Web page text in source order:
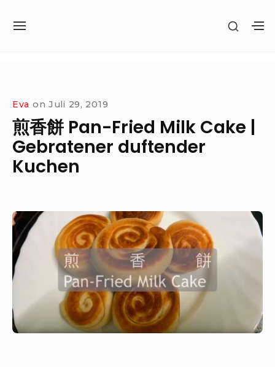
Eva on Juli 29, 2019
煎香餅 Pan-Fried Milk Cake |
Gebratener duftender
Kuchen